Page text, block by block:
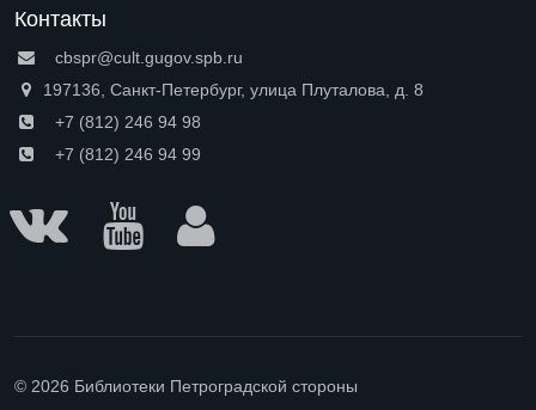
Контакты
cbspr@cult.gugov.spb.ru
197136, Санкт-Петербург, улица Плуталова, д. 8
+7 (812) 246 94 98
+7 (812) 246 94 99
© 2026 Библиотеки Петроградской стороны